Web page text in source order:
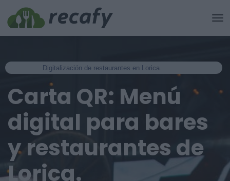
Digitalización de restaurantes en Lorica.
Carta QR: Menú
digital para bares
y restaurantes de
Lorica.